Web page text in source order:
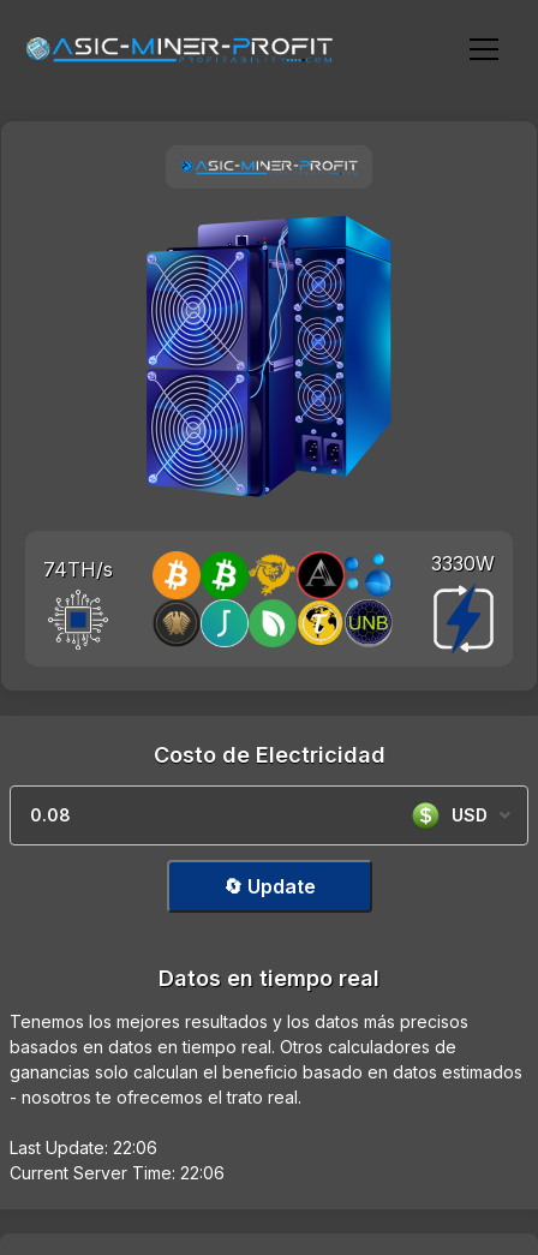
74TH/s 3330W
Costo de Electricidad
USD
🔄 Update
Datos en tiempo real
Tenemos los mejores resultados y los datos más precisos
basados en datos en tiempo real. Otros calculadores de
ganancias solo calculan el beneficio basado en datos estimados
- nosotros te ofrecemos el trato real.
Last Update: 22:06
Current Server Time: 22:06